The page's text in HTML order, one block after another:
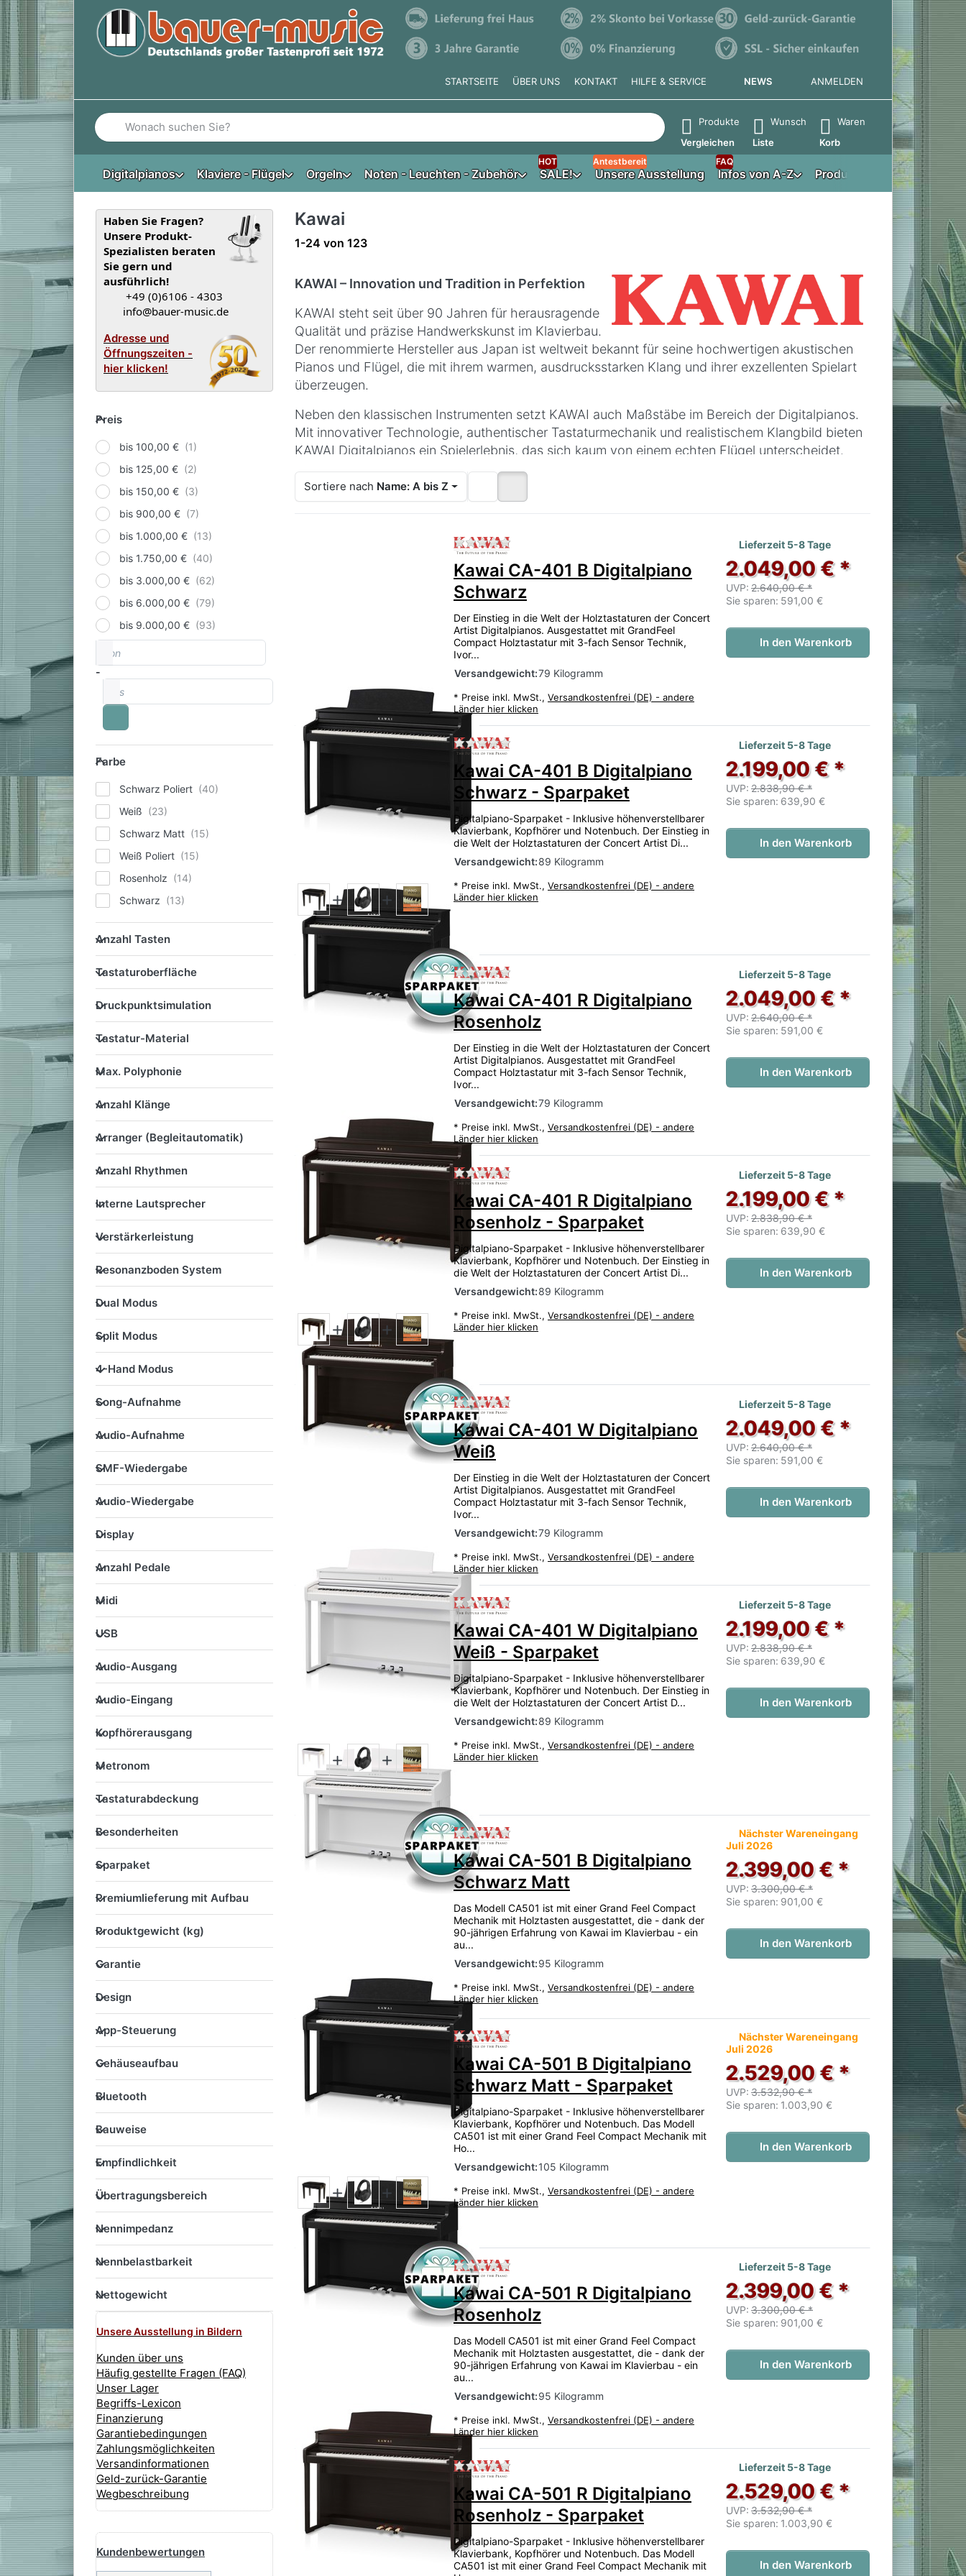
STARTSEITE ÜBER UNS KONTAKT HILFE & SERVICE NEWS ANMELDEN
Geben Sie einen Suchbegriff ein. Während Sie tippen, erscheinen automatisch erste Ergebnisse. Drücken Sie die Eingabetaste, um alle Ergebnisse aufzurufen.
Produkte
Vergleichen
Wunsch
Liste
Waren
Korb
Digitalpianos Klaviere - Flügel Orgeln Noten - Leuchten - Zubehör SALE!
HOT
Unsere Ausstellung
Antestbereit
Infos von A-Z
FAQ
Produktberater
Haben Sie Fragen?
Unsere Produkt-
Spezialisten beraten
Sie gern und
ausführlich!
+49 (0)6106 - 4303
info@bauer-music.de
Adresse und
Öffnungszeiten -
hier klicken!
Preis
Preis
bis 100,00 €
bis 125,00 €
bis 150,00 €
bis 900,00 €
bis 1.000,00 €
bis 1.750,00 €
bis 3.000,00 €
bis 6.000,00 €
bis 9.000,00 €
Preisspanne
-
Farbe
Farbe
Schwarz Poliert
Weiß
Schwarz Matt
Weiß Poliert
Rosenholz
Schwarz
Anzahl Tasten
Anzahl Tasten
Tastaturoberfläche
Tastaturoberfläche
Druckpunktsimulation
Druckpunktsimulation
Tastatur-Material
Tastatur-Material
Max. Polyphonie
Max. Polyphonie
Anzahl Klänge
Anzahl Klänge
Arranger (Begleitautomatik)
Arranger (Begleitautomatik)
Anzahl Rhythmen
Anzahl Rhythmen
Interne Lautsprecher
Interne Lautsprecher
Verstärkerleistung
Verstärkerleistung
Resonanzboden System
Resonanzboden System
Dual Modus
Dual Modus
Split Modus
Split Modus
4-Hand Modus
4-Hand Modus
Song-Aufnahme
Song-Aufnahme
Audio-Aufnahme
Audio-Aufnahme
SMF-Wiedergabe
SMF-Wiedergabe
Audio-Wiedergabe
Audio-Wiedergabe
Display
Display
Anzahl Pedale
Anzahl Pedale
Midi
Midi
USB
USB
Audio-Ausgang
Audio-Ausgang
Audio-Eingang
Audio-Eingang
Kopfhörerausgang
Kopfhörerausgang
Metronom
Metronom
Tastaturabdeckung
Tastaturabdeckung
Besonderheiten
Besonderheiten
Sparpaket
Sparpaket
Premiumlieferung mit Aufbau
Premiumlieferung mit Aufbau
Produktgewicht (kg)
Produktgewicht (kg)
Garantie
Garantie
Design
Design
App-Steuerung
App-Steuerung
Gehäuseaufbau
Gehäuseaufbau
Bluetooth
Bluetooth
Bauweise
Bauweise
Empfindlichkeit
Empfindlichkeit
Übertragungsbereich
Übertragungsbereich
Nennimpedanz
Nennimpedanz
Nennbelastbarkeit
Nennbelastbarkeit
Nettogewicht
Nettogewicht
Unsere Ausstellung in Bildern
Kunden über uns
Häufig gestellte Fragen (FAQ)
Unser Lager
Begriffs-Lexicon
Finanzierung
Garantiebedingungen
Zahlungsmöglichkeiten
Versandinformationen
Geld-zurück-Garantie
Wegbeschreibung
Yamaha Digitalpiano
Yamaha CLP-895 GP
Yamaha CLP-885
Kundenbewertungen
Kawai
Suchergebnisse:
1-24 von 123
KAWAI – Innovation und Tradition in Perfektion
KAWAI steht seit über 90 Jahren für herausragende
Qualität und präzise Handwerkskunst im Klavierbau.
Der renommierte Hersteller aus Japan ist weltweit bekannt für seine hochwertigen akustischen
Pianos und Flügel, die mit ihrem warmen, ausdrucksstarken Klang und ihrer exzellenten Spielart
überzeugen.
Neben den klassischen Instrumenten setzt KAWAI auch Maßstäbe im Bereich der Digitalpianos.
Mit innovativer Technologie, authentischer Tastaturmechanik und realistischem Klangbild bieten
KAWAI Digitalpianos ein Spielerlebnis, das sich kaum von einem echten Flügel unterscheidet.
Ob akustische Klaviere, Konzertflügel oder digitale Modelle – KAWAI vereint traditionelle
Handwerkskunst mit modernster Technik und begeistert Pianisten auf der ganzen Welt.
Sortiere nach Name: A bis Z
Zu diesem Produkt liegen noch keine Bewertungen vor.
Kawai CA-401 B Digitalpiano
Schwarz
Der Einstieg in die Welt der Holztastaturen der Concert
Artist Digitalpianos. Ausgestattet mit GrandFeel
Compact Holztastatur mit 3-fach Sensor Technik,
Ivor...
Versandgewicht:79 Kilogramm
* Preise inkl. MwSt., Versandkostenfrei (DE) - andere
Länder hier klicken
Lieferzeit 5-8 Tage
2.049,00 € *
UVP: 2.640,00 € *
Sie sparen: 591,00 €
In den Warenkorb
Zu diesem Produkt liegen noch keine Bewertungen vor.
Kawai CA-401 B Digitalpiano
Schwarz - Sparpaket
Digitalpiano-Sparpaket - Inklusive höhenverstellbarer
Klavierbank, Kopfhörer und Notenbuch. Der Einstieg in
die Welt der Holztastaturen der Concert Artist Di...
Versandgewicht:89 Kilogramm
* Preise inkl. MwSt., Versandkostenfrei (DE) - andere
Länder hier klicken
Lieferzeit 5-8 Tage
2.199,00 € *
UVP: 2.838,90 € *
Sie sparen: 639,90 €
In den Warenkorb
Zu diesem Produkt liegen noch keine Bewertungen vor.
Kawai CA-401 R Digitalpiano
Rosenholz
Der Einstieg in die Welt der Holztastaturen der Concert
Artist Digitalpianos. Ausgestattet mit GrandFeel
Compact Holztastatur mit 3-fach Sensor Technik,
Ivor...
Versandgewicht:79 Kilogramm
* Preise inkl. MwSt., Versandkostenfrei (DE) - andere
Länder hier klicken
Lieferzeit 5-8 Tage
2.049,00 € *
UVP: 2.640,00 € *
Sie sparen: 591,00 €
In den Warenkorb
Zu diesem Produkt liegen noch keine Bewertungen vor.
Kawai CA-401 R Digitalpiano
Rosenholz - Sparpaket
Digitalpiano-Sparpaket - Inklusive höhenverstellbarer
Klavierbank, Kopfhörer und Notenbuch. Der Einstieg in
die Welt der Holztastaturen der Concert Artist Di...
Versandgewicht:89 Kilogramm
* Preise inkl. MwSt., Versandkostenfrei (DE) - andere
Länder hier klicken
Lieferzeit 5-8 Tage
2.199,00 € *
UVP: 2.838,90 € *
Sie sparen: 639,90 €
In den Warenkorb
Zu diesem Produkt liegen noch keine Bewertungen vor.
Kawai CA-401 W Digitalpiano
Weiß
Der Einstieg in die Welt der Holztastaturen der Concert
Artist Digitalpianos. Ausgestattet mit GrandFeel
Compact Holztastatur mit 3-fach Sensor Technik,
Ivor...
Versandgewicht:79 Kilogramm
* Preise inkl. MwSt., Versandkostenfrei (DE) - andere
Länder hier klicken
Lieferzeit 5-8 Tage
2.049,00 € *
UVP: 2.640,00 € *
Sie sparen: 591,00 €
In den Warenkorb
Zu diesem Produkt liegen noch keine Bewertungen vor.
Kawai CA-401 W Digitalpiano
Weiß - Sparpaket
Digitalpiano-Sparpaket - Inklusive höhenverstellbarer
Klavierbank, Kopfhörer und Notenbuch. Der Einstieg in
die Welt der Holztastaturen der Concert Artist D...
Versandgewicht:89 Kilogramm
* Preise inkl. MwSt., Versandkostenfrei (DE) - andere
Länder hier klicken
Lieferzeit 5-8 Tage
2.199,00 € *
UVP: 2.838,90 € *
Sie sparen: 639,90 €
In den Warenkorb
Zu diesem Produkt liegen noch keine Bewertungen vor.
Kawai CA-501 B Digitalpiano
Schwarz Matt
Das Modell CA501 ist mit einer Grand Feel Compact
Mechanik mit Holztasten ausgestattet, die - dank der
90-jährigen Erfahrung von Kawai im Klavierbau - ein
au...
Versandgewicht:95 Kilogramm
* Preise inkl. MwSt., Versandkostenfrei (DE) - andere
Länder hier klicken
Nächster Wareneingang
Juli 2026
2.399,00 € *
UVP: 3.300,00 € *
Sie sparen: 901,00 €
In den Warenkorb
Zu diesem Produkt liegen noch keine Bewertungen vor.
Kawai CA-501 B Digitalpiano
Schwarz Matt - Sparpaket
Digitalpiano-Sparpaket - Inklusive höhenverstellbarer
Klavierbank, Kopfhörer und Notenbuch. Das Modell
CA501 ist mit einer Grand Feel Compact Mechanik mit
Ho...
Versandgewicht:105 Kilogramm
* Preise inkl. MwSt., Versandkostenfrei (DE) - andere
Länder hier klicken
Nächster Wareneingang
Juli 2026
2.529,00 € *
UVP: 3.532,90 € *
Sie sparen: 1.003,90 €
In den Warenkorb
Zu diesem Produkt liegen noch keine Bewertungen vor.
Kawai CA-501 R Digitalpiano
Rosenholz
Das Modell CA501 ist mit einer Grand Feel Compact
Mechanik mit Holztasten ausgestattet, die - dank der
90-jährigen Erfahrung von Kawai im Klavierbau - ein
au...
Versandgewicht:95 Kilogramm
* Preise inkl. MwSt., Versandkostenfrei (DE) - andere
Länder hier klicken
Lieferzeit 5-8 Tage
2.399,00 € *
UVP: 3.300,00 € *
Sie sparen: 901,00 €
In den Warenkorb
Zu diesem Produkt liegen noch keine Bewertungen vor.
Kawai CA-501 R Digitalpiano
Rosenholz - Sparpaket
Digitalpiano-Sparpaket - Inklusive höhenverstellbarer
Klavierbank, Kopfhörer und Notenbuch. Das Modell
CA501 ist mit einer Grand Feel Compact Mechanik mit
Lieferzeit 5-8 Tage
2.529,00 € *
UVP: 3.532,90 € *
Sie sparen: 1.003,90 €
In den Warenkorb